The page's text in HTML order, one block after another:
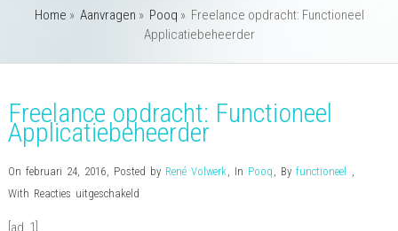
Home » Aanvragen » Pooq » Freelance opdracht: Functioneel
Applicatiebeheerder
Freelance opdracht: Functioneel
Applicatiebeheerder
On februari 24, 2016, Posted by René Volwerk, In Pooq , By functioneel
,
With Reacties uitgeschakeldvoor
[ad_1]